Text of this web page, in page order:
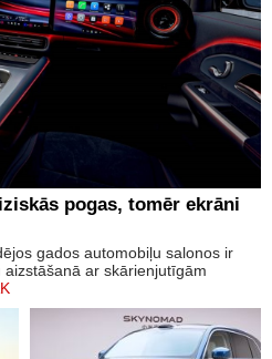
pogas, tomēr ekrāni
gados automobiļu salonos ir
ar skārienjutīgām